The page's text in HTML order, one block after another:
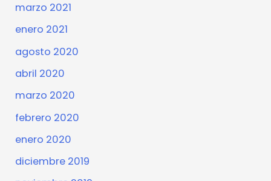
marzo 2021
enero 2021
agosto 2020
abril 2020
marzo 2020
febrero 2020
enero 2020
diciembre 2019